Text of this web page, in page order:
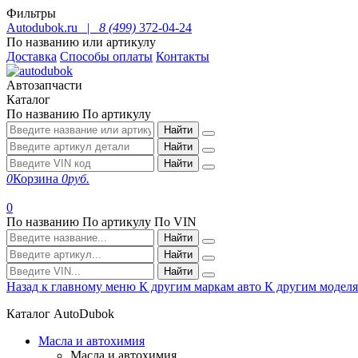
Фильтры
Autodubok.ru |
8 (499) 372-04-24
По названию или артикулу
Доставка Способы оплаты Контакты
Автозапчасти
Каталог
По названию По артикулу
Найти
Найти
Найти
0Корзина 0руб.
0
По названию По артикулу По VIN
Найти
Найти
Найти
Назад к главному меню К другим маркам авто К другим
Каталог AutoDubok
Масла и автохимия
Масла и автохимия